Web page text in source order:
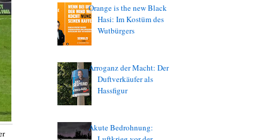
Orange is the new Black
Hasi: Im Kostüm des
Wutbürgers
Arroganz der Macht: Der
Duftverkäufer als
Hassfigur
Akute Bedrohnung: